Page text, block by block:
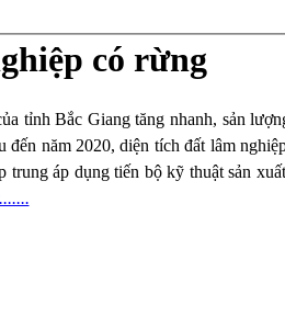
có rừng
tỉnh Bắc Giang tăng nhanh, sản
năm 2020, diện tích đất lâm
áp dụng tiến bộ kỹ thuật sản